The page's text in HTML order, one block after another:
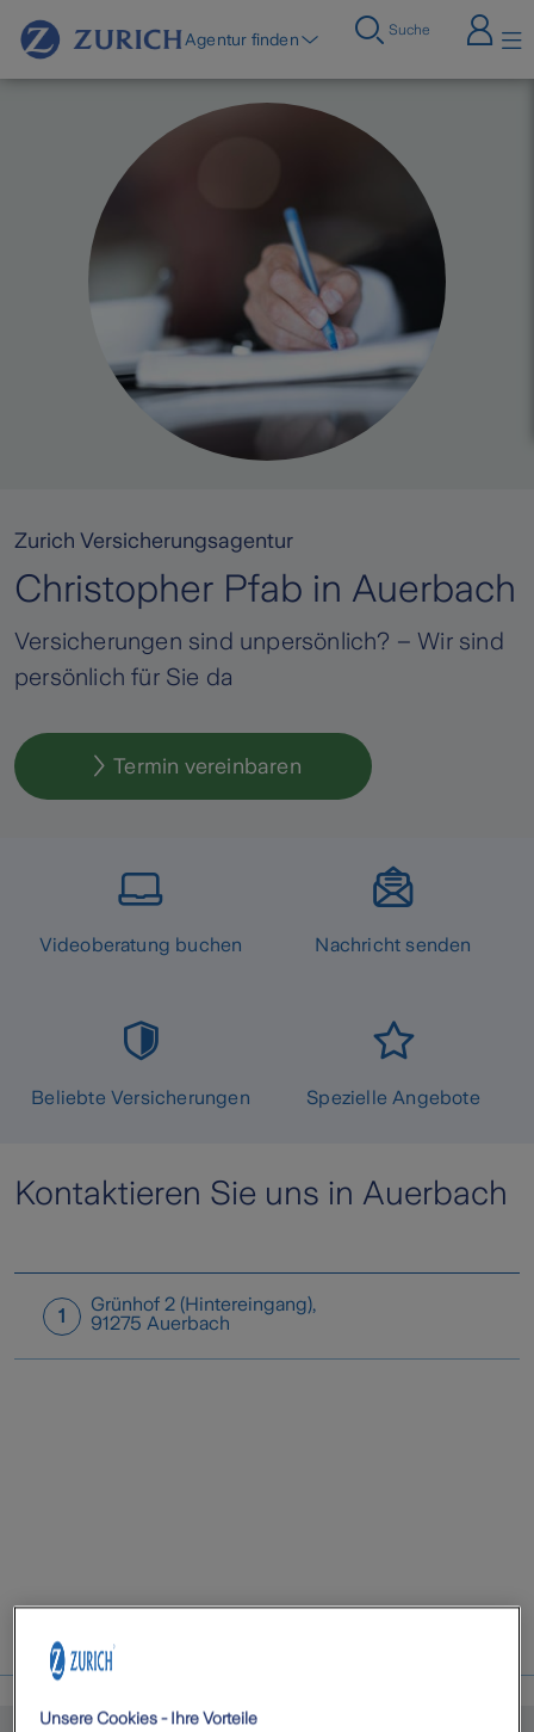
Agentur finden Suche
Zurich Versicherungsagentur
Christopher Pfab in Auerbach
Versicherungen sind unpersönlich? – Wir sind
persönlich für Sie da
Termin vereinbaren
Videoberatung buchen Nachricht senden
Beliebte Versicherungen Spezielle Angebote
Kontaktieren Sie uns in Auerbach
1
Grünhof 2 (Hintereingang),
91275 Auerbach
Über uns
Unsere Cookies - Ihre Vorteile